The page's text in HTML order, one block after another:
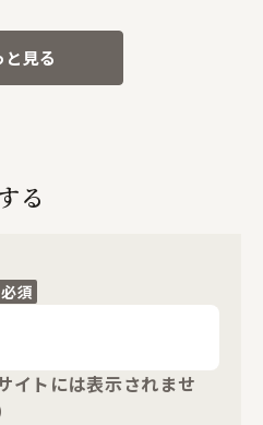
と見る
る
必須
サイトには表示されませ